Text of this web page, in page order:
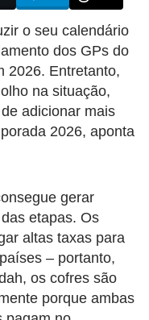
o seu calendário
dos GPs do
2026. Entretanto,
na situação,
adicionar mais
2026, aponta
gerar
etapas. Os
altas taxas para
– portanto,
os cofres são
porque ambas